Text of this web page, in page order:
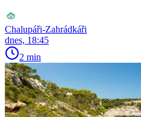
Chalupáři-Zahrádkáři
dnes, 18:45
2 min